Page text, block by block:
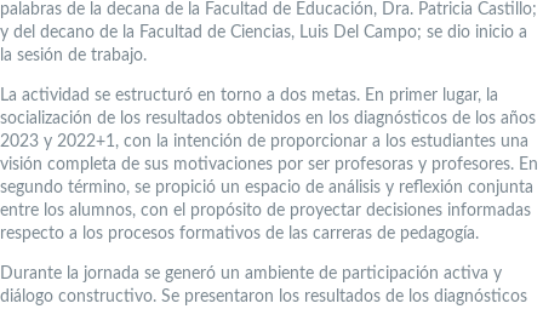
palabras de la decana de la Facultad de Educación, Dra. Patricia Castillo;
y del decano de la Facultad de Ciencias, Luis Del Campo; se dio inicio a
la sesión de trabajo.
La actividad se estructuró en torno a dos metas. En primer lugar, la
socialización de los resultados obtenidos en los diagnósticos de los años
2023 y 2022+1, con la intención de proporcionar a los estudiantes una
visión completa de sus motivaciones por ser profesoras y profesores. En
segundo término, se propició un espacio de análisis y reflexión conjunta
entre los alumnos, con el propósito de proyectar decisiones informadas
respecto a los procesos formativos de las carreras de pedagogía.
Durante la jornada se generó un ambiente de participación activa y
diálogo constructivo. Se presentaron los resultados de los diagnósticos